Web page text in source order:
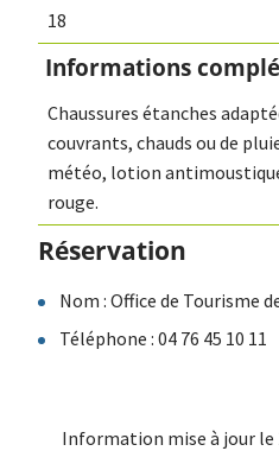
18
Informations
Chaussures étanches
couvrants, chauds ou de
météo, lotion
rouge.
Réservation
Nom : Office de Tourisme
Téléphone : 04 76 45 10 11
Information mise à jour le